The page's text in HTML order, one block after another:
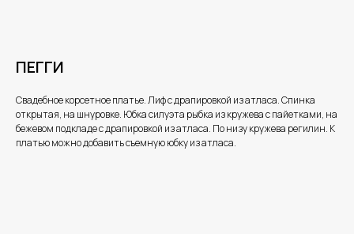
ПЕГГИ
Свадебное корсетное платье. Лиф с драпировкой из атласа. Спинка
открытая, на шнуровке. Юбка силуэта рыбка из кружева с пайетками, на
бежевом подкладе с драпировкой из атласа. По низу кружева регилин. К
платью можно добавить съемную юбку из атласа.